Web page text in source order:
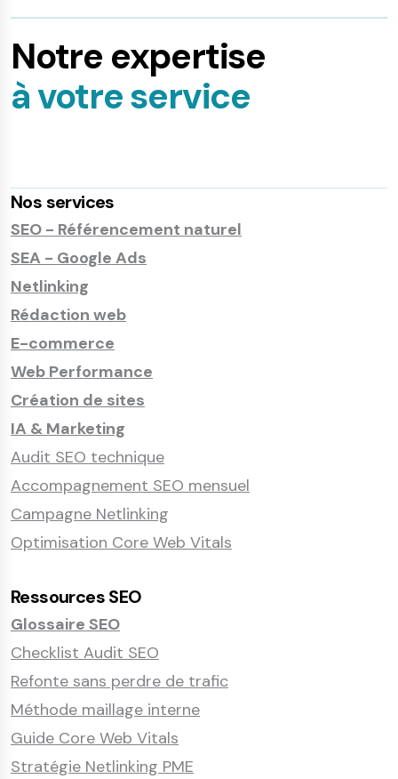
Notre expertise
à votre service
Nos services
SEO - Référencement naturel
SEA - Google Ads
Netlinking
Rédaction web
E-commerce
Web Performance
Création de sites
IA & Marketing
Audit SEO technique
Accompagnement SEO mensuel
Campagne Netlinking
Optimisation Core Web Vitals
Ressources SEO
Glossaire SEO
Checklist Audit SEO
Refonte sans perdre de trafic
Méthode maillage interne
Guide Core Web Vitals
Stratégie Netlinking PME